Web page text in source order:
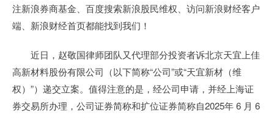
注新浪券商基金、百度搜索新浪股民维权、访问新浪财经客户
端、新浪财经首页都能找到我们！
近日，赵敬国律师团队又代理部分投资者诉北京天宜上佳
高新材料股份有限公司（以下简称“公司”或“天宜新材（维
权）”）递交立案。值得注意的是，经公司申请，并经上海证
券交易所办理，公司证券简称和扩位证券简称自2025年 6 月 6